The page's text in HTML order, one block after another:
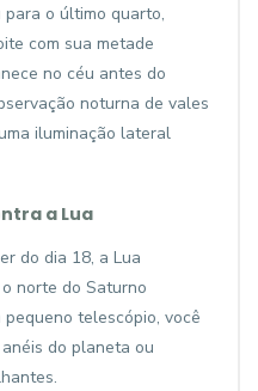
para o último quarto,
com sua metade
no céu antes do
noturna de vales
iluminação lateral
a Lua
do dia 18, a Lua
norte do Saturno
telescópio, você
do planeta ou